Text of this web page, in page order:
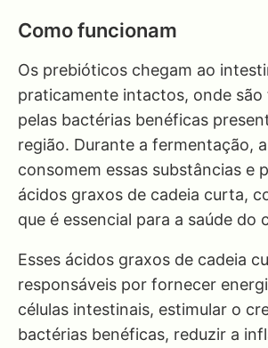
Como funcionam
Os prebióticos chegam ao
praticamente intactos, onde
pelas bactérias benéficas
região. Durante a fermentação,
consomem essas substâncias e
ácidos graxos de cadeia curta,
que é essencial para a saúde do
Esses ácidos graxos de cadeia
responsáveis por fornecer
células intestinais, estimular o
bactérias benéficas, reduzir a